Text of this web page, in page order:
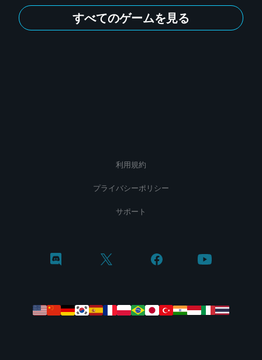
すべてのゲームを見る
利用規約
プライバシーポリシー
サポート